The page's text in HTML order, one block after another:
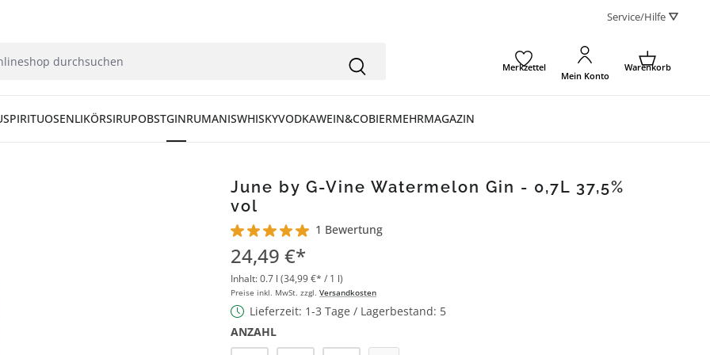
Service/Hilfe ⛛
Merkzettel
Mein Konto
Warenkorb
SPIRITUOSENLIKÖRSIRUPOBSTGINRUMANISWHISKYVODKAWEIN&COBIERMEHRMAGAZIN
June by G-Vine Watermelon Gin - 0,7L 37,5%
vol
Durchschnittliche Bewertung von 5 von 5 Sternen
1 Bewertung
24,49 €*
Inhalt:0.7 l (34,99 €* / 1 l)
Preise inkl. MwSt. zzgl. Versandkosten
Lieferzeit: 1-3 Tage / Lagerbestand: 5
ANZAHL